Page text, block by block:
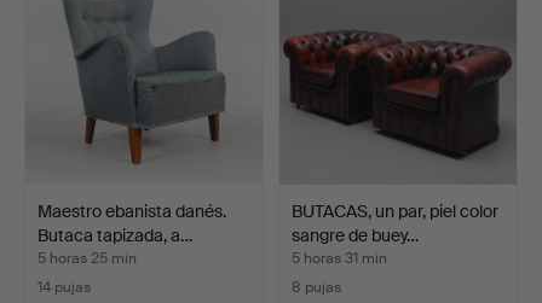
Maestro ebanista danés.
Butaca tapizada, a…
5 horas 25 min
14 pujas
BUTACAS, un par, piel color
sangre de buey…
5 horas 31 min
8 pujas